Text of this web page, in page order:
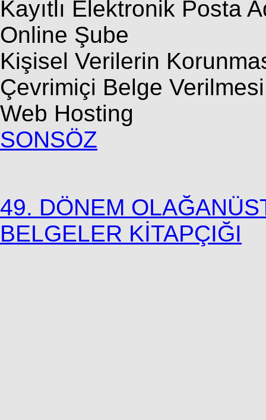
Kayıtlı Elektronik Posta
Online Şube
Kişisel Verilerin
Çevrimiçi Belge Verilmesi
Web Hosting
SONSÖZ
49. DÖNEM
BELGELER KİTAPÇIĞI